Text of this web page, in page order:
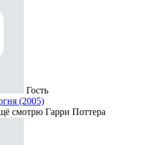
Гость
(2005)
смотрю Гарри Поттера